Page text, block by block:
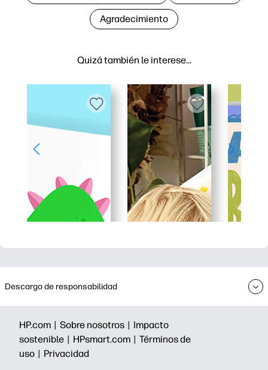
Quizá también le interese…
Agradecimiento
Descargo de responsabilidad
HP.com | Sobre nosotros | Impacto
sostenible | HPsmart.com | Términos de
uso | Privacidad